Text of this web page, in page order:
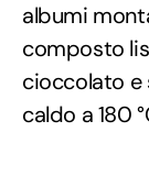
albumi
composto
cioccolato e
caldo a 180